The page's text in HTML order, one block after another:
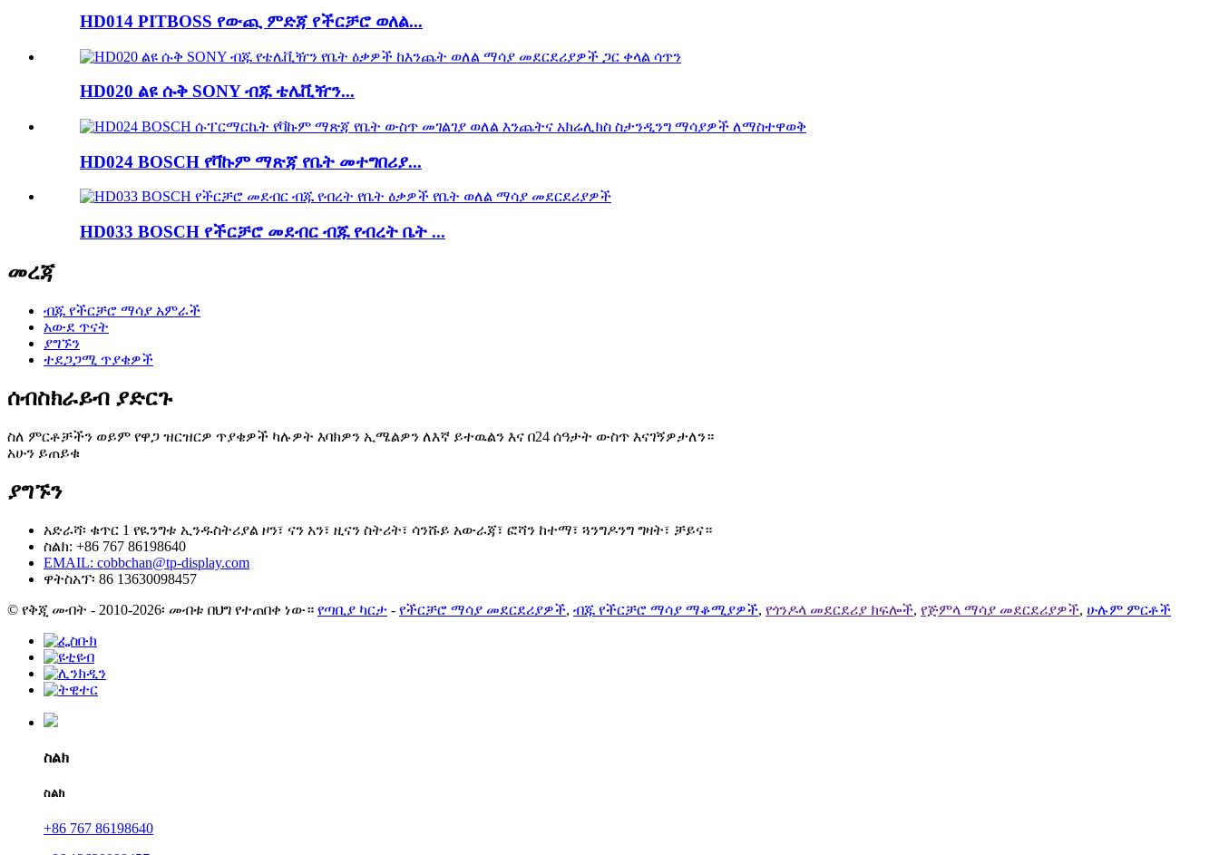
HD014 PITBOSS የውጪ ምድጃ የችርቻሮ ወለል...
HD020 ልዩ ሱቅ SONY ብጁ ቴሌቪዥን...
HD024 BOSCH የቫኩም ማጽጃ የቤት መተግበሪያ...
HD033 BOSCH የችርቻሮ መደብር ብጁ የብረት ቤት ...
መረጃ
ብጁ የችርቻሮ ማሳያ አምራች
አውደ ጥናት
ያግኙን
ተደጋጋሚ ጥያቄዎች
ሰብስክራይብ ያድርጉ
ስለ ምርቶቻችን ወይም የዋጋ ዝርዝርዎ ጥያቄዎች ካሉዎት እባክዎን ኢሜልዎን ለእኛ ይተዉልን እና በ24 ሰዓታት ውስጥ እናገኝዎታለን።
አሁን ይጠይቁ
ያግኙን
አድራሻ፡ ቁጥር 1 የዪንግቱ ኢንዱስትሪያል ዞን፣ ናን አን፣ ዚናን ስትሪት፣ ሳንሹይ አውራጃ፣ ፎሻን ከተማ፣ ጓንግዶንግ ግዛት፣ ቻይና።
ስልክ: +86 767 86198640
EMAIL: cobbchan@tp-display.com
ዋትስአፕ፡ 86 13630098457
© የቅጂ መብት - 2010-2026፡ መብቱ በህግ የተጠበቀ ነው። የጣቢያ ካርታ - የችርቻሮ ማሳያ መደርደሪያዎች, ብጁ የችርቻሮ ማሳያ ማቆሚያዎች, የጎንዶላ መደርደሪያ ክፍሎች, የጅምላ ማሳያ መደርደሪያዎች, ሁሉም ምርቶች
ስልክ
ስልክ
+86 767 86198640